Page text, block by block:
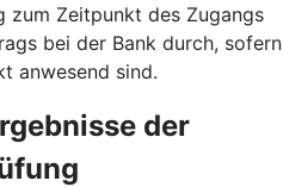
zum Zeitpunkt des Zugangs
bei der Bank durch, sofern
anwesend sind.
der